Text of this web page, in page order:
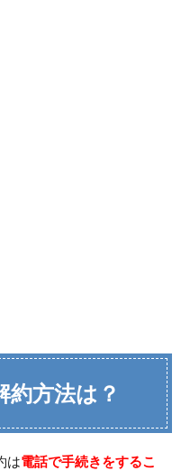
約方法は？
は電話で手続きをするこ